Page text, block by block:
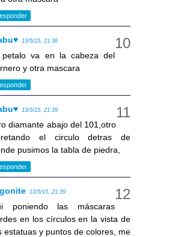
13/5/15, 21:36
va en la cabeza del
y otra mascara
13/5/15, 21:39
diamante abajo del 101,otro
el circulo detras de
pusimos la tabla de piedra,
13/5/15, 21:39
poniendo las máscaras
en los círculos en la vista de
estatuas y puntos de colores, me